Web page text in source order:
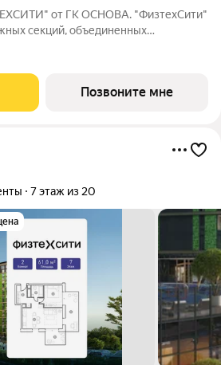
от ГК ОСНОВА. "ФизтехСити"
секций, объединенных
и включает 488 лотов с
парковки, на первых
Позвоните мне
7 этаж из 20